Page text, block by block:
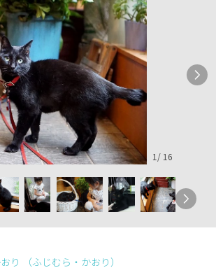
1 / 16
り （ふじむら・かおり）